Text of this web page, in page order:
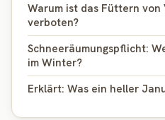
Warum ist das Füttern von
verboten?
Schneeräumungspflicht:
im Winter?
Erklärt: Was ein heller